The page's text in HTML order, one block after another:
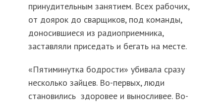
принудительным занятием. Всех рабочих,
от доярок до сварщиков, под команды,
доносившиеся из радиоприемника,
заставляли приседать и бегать на месте.
«Пятиминутка бодрости» убивала сразу
несколько зайцев. Во-первых, люди
становились здоровее и выносливее. Во-